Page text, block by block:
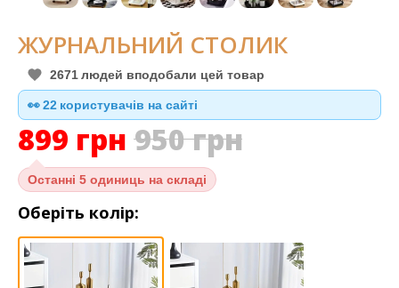
ЖУРНАЛЬНИЙ СТОЛИК
2671 людей вподобали цей товар
👀23 користувачів на сайті
899 грн 950грн
Останні 5 одиниць на складі
Оберіть колір: